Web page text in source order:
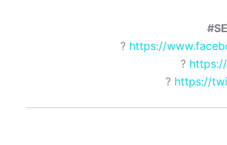
? https://
?
? https://